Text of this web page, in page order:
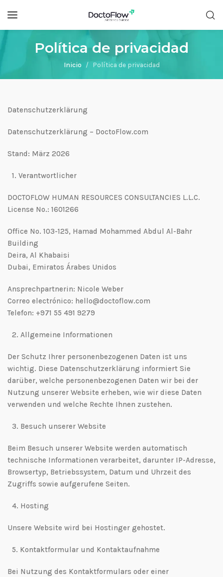
Política de privacidad
Inicio Política de privacidad
Datenschutzerklärung
Datenschutzerklärung – DoctoFlow.com
Stand: März 2026
1.⁠ ⁠Verantwortlicher
DOCTOFLOW HUMAN RESOURCES CONSULTANCIES L.L.C.
License No.: 1601266
Office No. 103-125, Hamad Mohammed Abdul Al-Bahr
Building
Deira, Al Khabaisi
Dubai, Emiratos Árabes Unidos
Ansprechpartnerin: Nicole Weber
Correo electrónico: hello@doctoflow.com
Telefon: +971 55 491 9279
2.⁠ ⁠Allgemeine Informationen
Der Schutz Ihrer personenbezogenen Daten ist uns
wichtig. Diese Datenschutzerklärung informiert Sie
darüber, welche personenbezogenen Daten wir bei der
Nutzung unserer Website erheben, wie wir diese Daten
verwenden und welche Rechte Ihnen zustehen.
3.⁠ ⁠Besuch unserer Website
Beim Besuch unserer Website werden automatisch
technische Informationen verarbeitet, darunter IP-Adresse,
Browsertyp, Betriebssystem, Datum und Uhrzeit des
Zugriffs sowie aufgerufene Seiten.
4.⁠ ⁠Hosting
Unsere Website wird bei Hostinger gehostet.
5.⁠ ⁠Kontaktformular und Kontaktaufnahme
Bei Nutzung des Kontaktformulars oder einer